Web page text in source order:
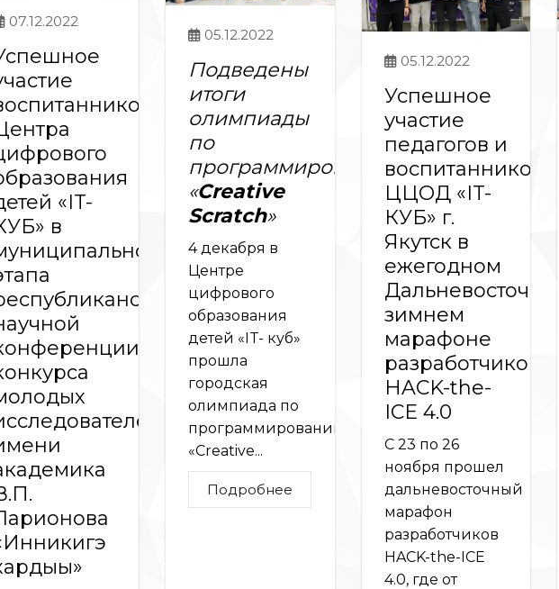
07.12.2022
«IT-
в
05.12.2022
Подведены
итоги
олимпиады
по
программированию
«Сreative
Scratch»
4 декабря в
Центре
цифрового
образования
детей «IT- куб»
прошла
городская
олимпиада по
программированию
«Сreative...
Подробнее
05.12.2022
Успешное
участие
педагогов и
воспитанников
ЦЦОД «IT-
КУБ» г.
Якутск в
ежегодном
Дальневосточном
зимнем
марафоне
разработчиков
HACK-the-
ICE 4.0
С 23 по 26
ноября прошел
дальневосточный
марафон
разработчиков
HACK-the-ICE
4.0, где от